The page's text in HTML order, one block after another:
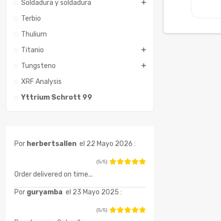
Soldadura y soldadura
Terbio
Thulium
Titanio
Tungsteno
XRF Analysis
Yttrium Schrott 99
Por herbertsallen el 22 Mayo 2026 :
(5/5)
Order delivered on time...
Por guryamba el 23 Mayo 2025 :
(5/5)